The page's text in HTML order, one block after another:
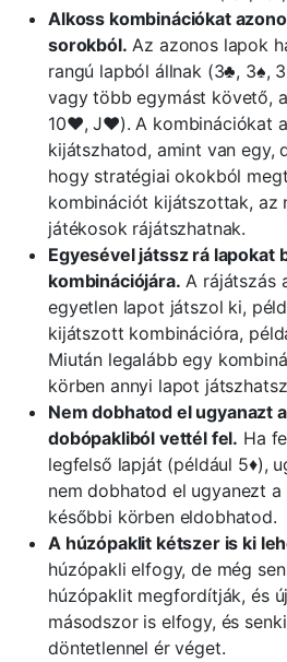
Alkoss kombinációkat
sorokból. Az azonos lapok
rangú lapból állnak (3♣, 3♠,
vagy több egymást követő,
10♥, J♥). A kombinációkat
kijátszhatod, amint van egy,
hogy stratégiai okokból
kombinációt kijátszottak, az
játékosok rájátszhatnak.
Egyesével játssz rá lapokat
kombinációjára. A rájátszás
egyetlen lapot játszol ki,
kijátszott kombinációra,
Miután legalább egy
körben annyi lapot
Nem dobhatod el ugyanazt
dobópakliból vettél fel. Ha
legfelső lapját (például 5♦),
nem dobhatod el ugyanezt
későbbi körben eldobhatod.
A húzópaklit kétszer is ki
húzópakli elfogy, de még
húzópaklit megfordítják, és
másodszor is elfogy, és
döntetlennel ér véget.